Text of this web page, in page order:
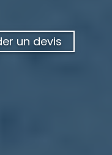
un devis